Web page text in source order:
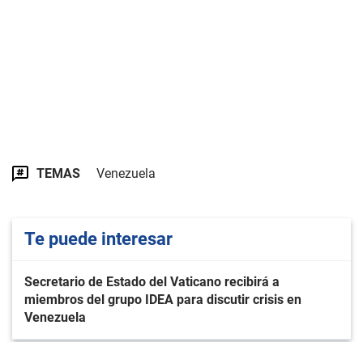
TEMAS Venezuela
Te puede interesar
Secretario de Estado del Vaticano recibirá a
miembros del grupo IDEA para discutir crisis en
Venezuela